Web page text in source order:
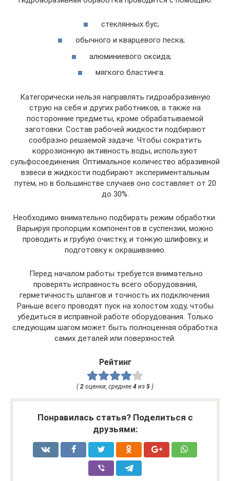
стеклянных бус;
обычного и кварцевого песка;
алюминиевого оксида;
мягкого бластинга.
Категорически нельзя направлять гидроабразивную
струю на себя и других работников, а также на
посторонние предметы, кроме обрабатываемой
заготовки. Состав рабочей жидкости подбирают
сообразно решаемой задаче. Чтобы сократить
коррозионную активность воды, используют
сульфосоединения. Оптимальное количество абразивной
взвеси в жидкости подбирают экспериментальным
путем, но в большинстве случаев оно составляет от 20
до 30%.
Необходимо внимательно подбирать режим обработки.
Варьируя пропорции компонентов в суспензии, можно
проводить и грубую очистку, и тонкую шлифовку, и
подготовку к окрашиванию.
​​​ Перед началом работы требуется внимательно
проверять исправность всего оборудования,
герметичность шлангов и точность их подключения.
Раньше всего проводят пуск на холостом ходу, чтобы
убедиться в исправной работе оборудования. Только
следующим шагом может быть полноценная обработка
самих деталей или поверхностей.
Рейтинг
(2 оценки, среднее 4 из 5 )
Понравилась статья? Поделиться с
друзьями: